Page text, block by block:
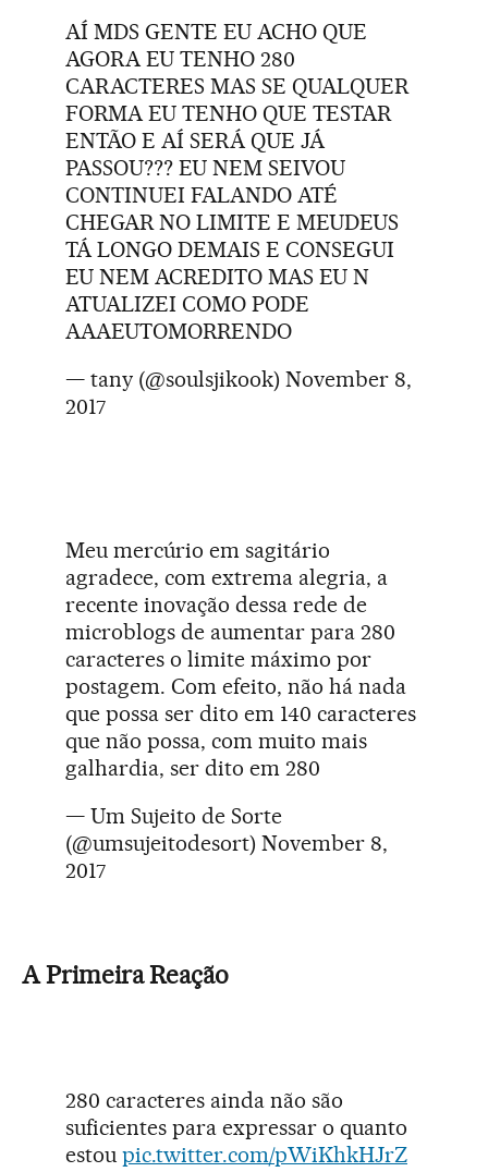
AÍ MDS GENTE EU ACHO QUE
AGORA EU TENHO 280
CARACTERES MAS SE QUALQUER
FORMA EU TENHO QUE TESTAR
ENTÃO E AÍ SERÁ QUE JÁ
PASSOU??? EU NEM SEIVOU
CONTINUEI FALANDO ATÉ
CHEGAR NO LIMITE E MEUDEUS
TÁ LONGO DEMAIS E CONSEGUI
EU NEM ACREDITO MAS EU N
ATUALIZEI COMO PODE
AAAEUTOMORRENDO
— tany (@soulsjikook) November 8,
2017
Meu mercúrio em sagitário
agradece, com extrema alegria, a
recente inovação dessa rede de
microblogs de aumentar para 280
caracteres o limite máximo por
postagem. Com efeito, não há nada
que possa ser dito em 140 caracteres
que não possa, com muito mais
galhardia, ser dito em 280
— Um Sujeito de Sorte
(@umsujeitodesort) November 8,
2017
A Primeira Reação
280 caracteres ainda não são
suficientes para expressar o quanto
estou pic.twitter.com/pWiKhkHJrZ